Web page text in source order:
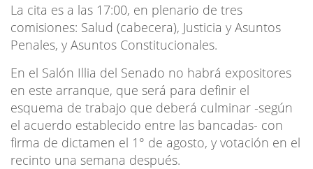
La cita es a las 17:00, en plenario de tres
comisiones: Salud (cabecera), Justicia y Asuntos
Penales, y Asuntos Constitucionales.
En el Salón Illia del Senado no habrá expositores
en este arranque, que será para definir el
esquema de trabajo que deberá culminar -según
el acuerdo establecido entre las bancadas- con
firma de dictamen el 1° de agosto, y votación en el
recinto una semana después.